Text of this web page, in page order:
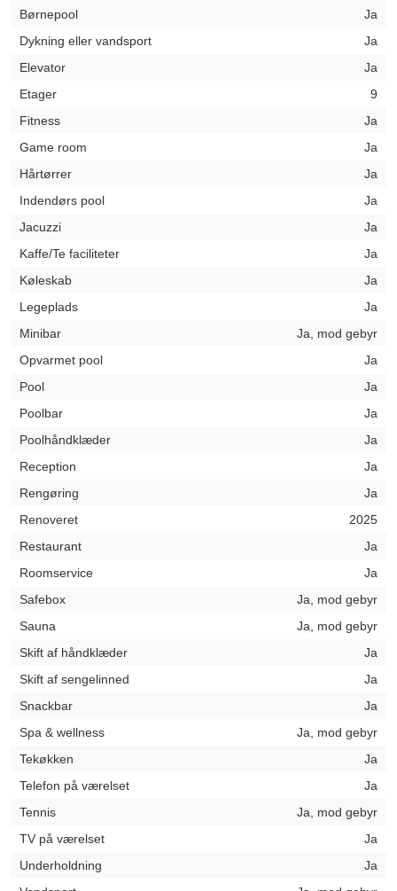
Børnepool
Ja
Dykning eller vandsport
Ja
Elevator
Ja
Etager
9
Fitness
Ja
Game room
Ja
Hårtørrer
Ja
Indendørs pool
Ja
Jacuzzi
Ja
Kaffe/Te faciliteter
Ja
Køleskab
Ja
Legeplads
Ja
Minibar
Ja, mod gebyr
Opvarmet pool
Ja
Pool
Ja
Poolbar
Ja
Poolhåndklæder
Ja
Reception
Ja
Rengøring
Ja
Renoveret
2025
Restaurant
Ja
Roomservice
Ja
Safebox
Ja, mod gebyr
Sauna
Ja, mod gebyr
Skift af håndklæder
Ja
Skift af sengelinned
Ja
Snackbar
Ja
Spa & wellness
Ja, mod gebyr
Tekøkken
Ja
Telefon på værelset
Ja
Tennis
Ja, mod gebyr
TV på værelset
Ja
Underholdning
Ja